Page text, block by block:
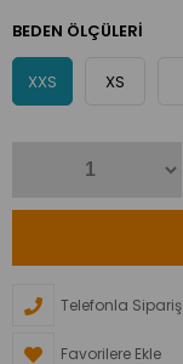
BEDEN ÖLÇÜLERİ
XXS XS
Telefonla Sipariş
Favorilere Ekle